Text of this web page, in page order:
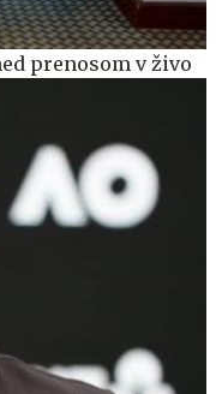
prenosom v živo